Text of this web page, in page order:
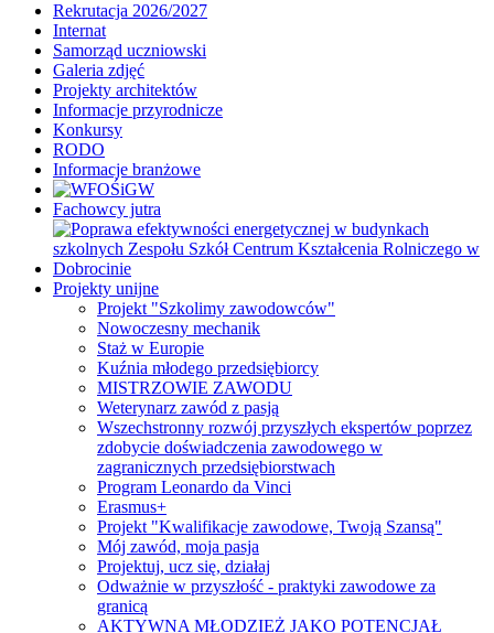
Rekrutacja 2026/2027
Internat
Samorząd uczniowski
Galeria zdjęć
Projekty architektów
Informacje przyrodnicze
Konkursy
RODO
Informacje branżowe
Fachowcy jutra
Projekty unijne
Projekt "Szkolimy zawodowców"
Nowoczesny mechanik
Staż w Europie
Kuźnia młodego przedsiębiorcy
MISTRZOWIE ZAWODU
Weterynarz zawód z pasją
Wszechstronny rozwój przyszłych ekspertów poprzez
zdobycie doświadczenia zawodowego w
zagranicznych przedsiębiorstwach
Program Leonardo da Vinci
Erasmus+
Projekt "Kwalifikacje zawodowe, Twoją Szansą"
Mój zawód, moja pasja
Projektuj, ucz się, działaj
Odważnie w przyszłość - praktyki zawodowe za
granicą
AKTYWNA MŁODZIEŻ JAKO POTENCJAŁ